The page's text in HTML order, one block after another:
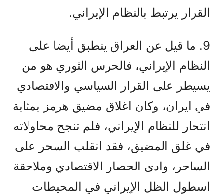
القرار يرتبط بالنظام الإيراني.
9. ما قيل عن العراق ينطبق أيضا على
النظام الإيراني، فالحرس الثوري هو من
يسيطر على القرار السياسي والاقتصادي
في ايران، وكان اغلاق مضيق هرمز بمثابة
انتحار للنظام الإيراني، فلم تنجح محاولاته
في غلق المضيق، فقد انقلب السحر على
الساحر، وادى الحصار الاقتصادي وملاحقة
اسطول الظل الإيراني في المحيطات